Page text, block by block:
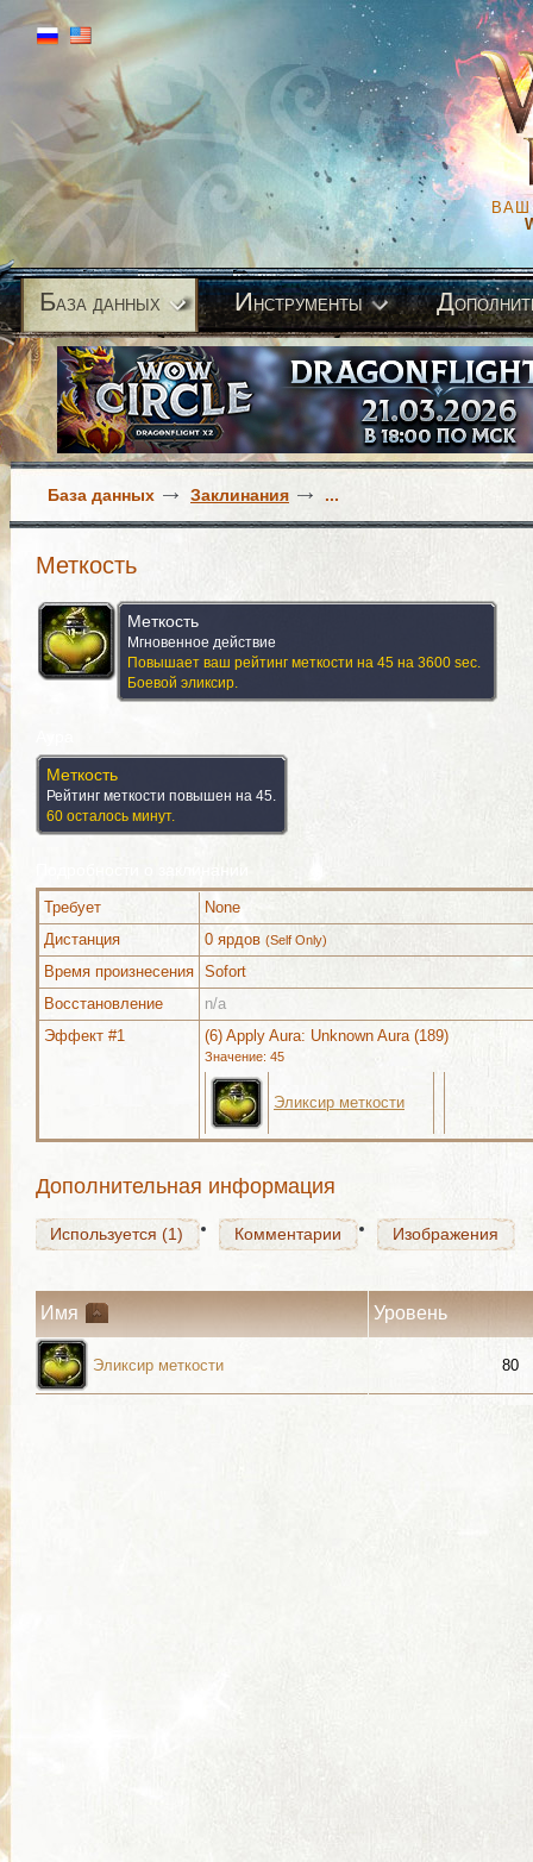
ВАШ
База данных Инструменты Д
База данных Заклинания ...
Меткость
Меткость
Мгновенное действие
Повышает ваш рейтинг меткости на 45 на 3600 sec.
Боевой эликсир.
Меткость
Рейтинг меткости повышен на 45.
60 осталось минут.
Требует
None
Дистанция
0 ярдов (Self Only)
Время произнесения Sofort
Восстановление
n/a
Эффект #1
(6) Apply Aura: Unknown Aura (189)
Значение: 45
Эликсир меткости
Дополнительная информация
Используется (1) Комментарии Изображения
Используется (1) Комментарии Изображения
Используется (1) Комментарии Изображения
Имя Уровень
Эликсир меткости 80